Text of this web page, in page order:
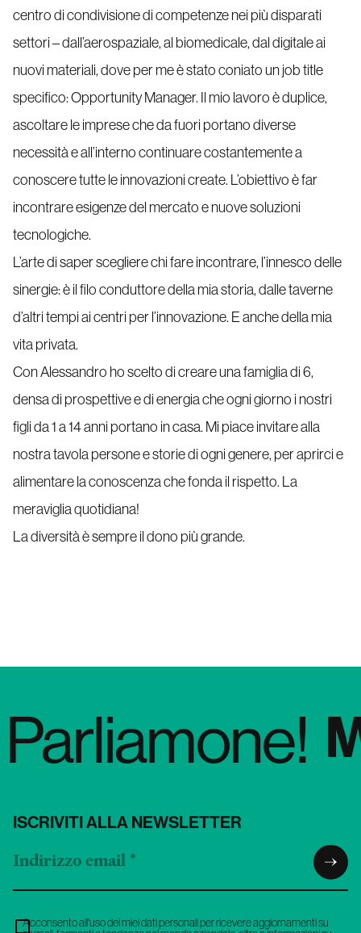
centro di condivisione di competenze nei più disparati
settori – dall’aerospaziale, al biomedicale, dal digitale ai
nuovi materiali, dove per me è stato coniato un job title
specifico: Opportunity Manager. Il mio lavoro è duplice,
ascoltare le imprese che da fuori portano diverse
necessità e all’interno continuare costantemente a
conoscere tutte le innovazioni create. L’obiettivo è far
incontrare esigenze del mercato e nuove soluzioni
tecnologiche.
L’arte di saper scegliere chi fare incontrare, l’innesco delle
sinergie: è il filo conduttore della mia storia, dalle taverne
d’altri tempi ai centri per l’innovazione. E anche della mia
vita privata.
Con Alessandro ho scelto di creare una famiglia di 6,
densa di prospettive e di energia che ogni giorno i nostri
figli da 1 a 14 anni portano in casa. Mi piace invitare alla
nostra tavola persone e storie di ogni genere, per aprirci e
alimentare la conoscenza che fonda il rispetto. La
meraviglia quotidiana!
La diversità è sempre il dono più grande.
ISCRIVITI ALLA NEWSLETTER
Acconsento all'uso dei miei dati personali per ricevere aggiornamenti su